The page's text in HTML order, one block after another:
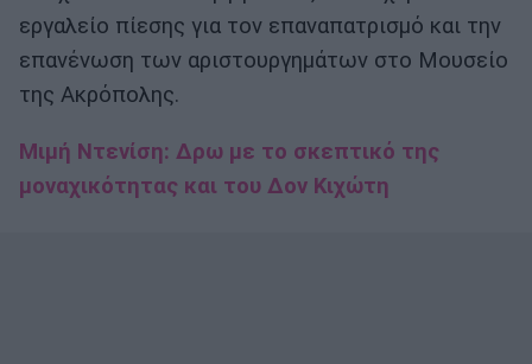
εργαλείο πίεσης για τον επαναπατρισμό και την
επανένωση των αριστουργημάτων στο Μουσείο
της Ακρόπολης.
Μιμή Ντενίση: Δρω με το σκεπτικό της
μοναχικότητας και του Δον Κιχώτη